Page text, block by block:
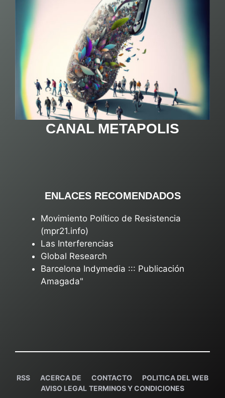
CANAL METAPOLIS
ENLACES RECOMENDADOS
Movimiento Político de Resistencia
(mpr21.info)
Las Interferencias
Global Research
Barcelona Indymedia ::: Publicación
Amagada"
RSS ACERCA DE CONTACTO
POLITICA DEL WEB
AVISO LEGAL TERMINOS Y CONDICIONES